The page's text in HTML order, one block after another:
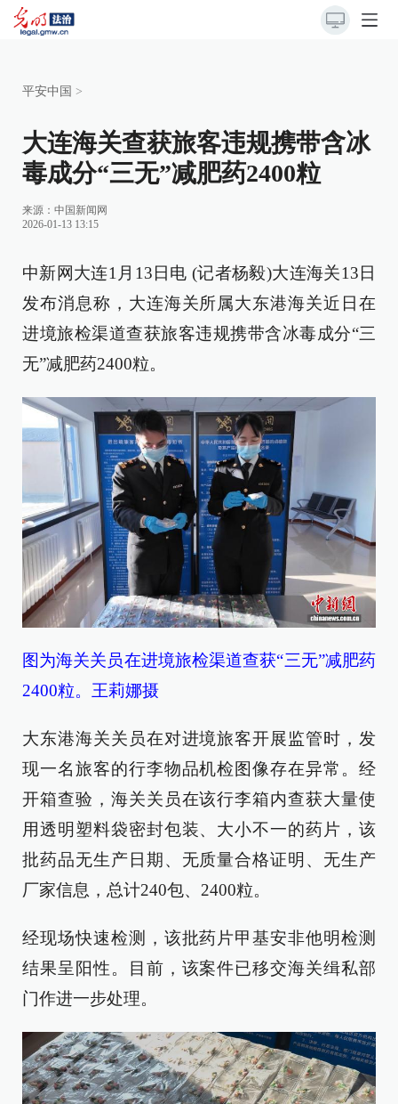
平安中国 >
大连海关查获旅客违规携带含冰
毒成分“三无”减肥药2400粒
来源： 中国新闻网
2026-01-13 13:15
中新网大连1月13日电 (记者杨毅)大连海关13日
发布消息称，大连海关所属大东港海关近日在
进境旅检渠道查获旅客违规携带含冰毒成分“三
无”减肥药2400粒。
图为海关关员在进境旅检渠道查获“三无”减肥药
2400粒。王莉娜摄
大东港海关关员在对进境旅客开展监管时，发
现一名旅客的行李物品机检图像存在异常。经
开箱查验，海关关员在该行李箱内查获大量使
用透明塑料袋密封包装、大小不一的药片，该
批药品无生产日期、无质量合格证明、无生产
厂家信息，总计240包、2400粒。
经现场快速检测，该批药片甲基安非他明检测
结果呈阳性。目前，该案件已移交海关缉私部
门作进一步处理。